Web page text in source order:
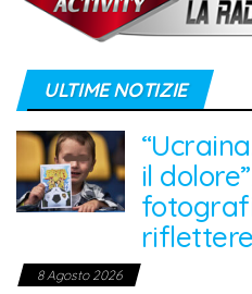
ULTIME NOTIZIE
il
8 Agosto 2026